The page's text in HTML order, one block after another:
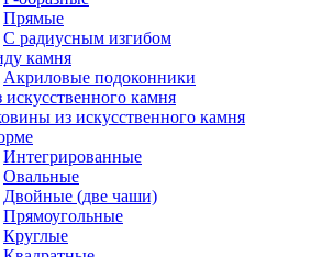
Прямые
С радиусным изгибом
камня
Акриловые подоконники
камня
из искусственного камня
Интегрированные
Овальные
Двойные (две чаши)
Прямоугольные
Круглые